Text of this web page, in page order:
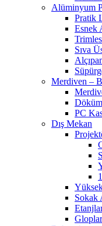
Alüminyum
Pratik
Esnek
Sıva
Merdiven –
PC
Dış Mekan
Sokak
Gloplar